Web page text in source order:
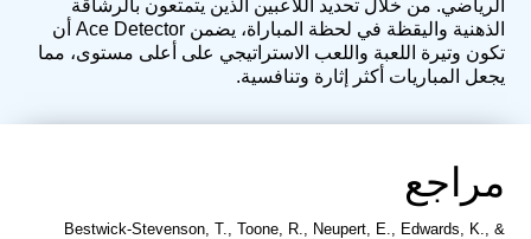
الرياضي. من خلال تحديد اللاعبين الذين يتمتعون بالرشاقة
الذهنية واليقظة في لحظة المباراة، يضمن Ace Detector أن
تكون وتيرة اللعبة واللعب الاستراتيجي على أعلى مستوى، مما
يجعل المباريات أكثر إثارة وتنافسية.
مراجع
Bestwick-Stevenson, T., Toone, R., Neupert, E., Edwards, K., &